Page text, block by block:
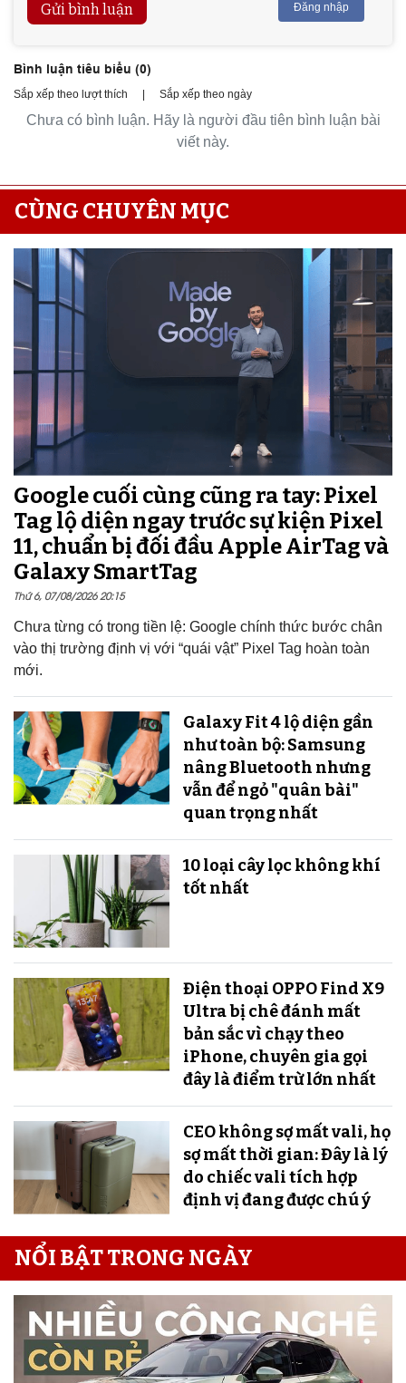
Gửi bình luận Đăng nhập
Bình luận tiêu biểu (0)
Sắp xếp theo lượt thích Sắp xếp theo ngày
Chưa có bình luận. Hãy là người đầu tiên bình luận bài
viết này.
CÙNG CHUYÊN MỤC
Google cuối cùng cũng ra tay: Pixel
Tag lộ diện ngay trước sự kiện Pixel
11, chuẩn bị đối đầu Apple AirTag và
Galaxy SmartTag
Thứ 6, 07/08/2026 20:15
Chưa từng có trong tiền lệ: Google chính thức bước chân
vào thị trường định vị với “quái vật” Pixel Tag hoàn toàn
mới.
Galaxy Fit 4 lộ diện gần
như toàn bộ: Samsung
nâng Bluetooth nhưng
vẫn để ngỏ "quân bài"
quan trọng nhất
10 loại cây lọc không khí
tốt nhất
Điện thoại OPPO Find X9
Ultra bị chê đánh mất
bản sắc vì chạy theo
iPhone, chuyên gia gọi
đây là điểm trừ lớn nhất
CEO không sợ mất vali, họ
sợ mất thời gian: Đây là lý
do chiếc vali tích hợp
định vị đang được chú ý
NỔI BẬT TRONG NGÀY